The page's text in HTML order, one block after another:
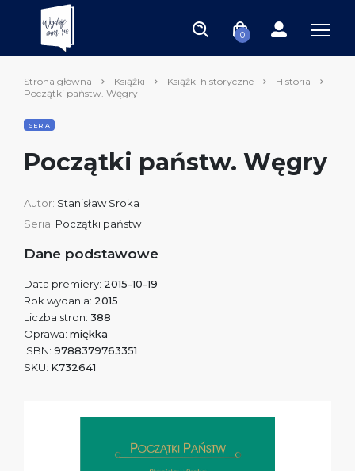
0
Strona główna Książki Książki historyczne
Historia
Początki państw. Węgry
SERIA
Początki państw. Węgry
Autor: Stanisław Sroka
Seria: Początki państw
Dane podstawowe
Data premiery: 2015-10-19
Rok wydania: 2015
Liczba stron: 388
Oprawa: miękka
ISBN: 9788379763351
SKU: K732641